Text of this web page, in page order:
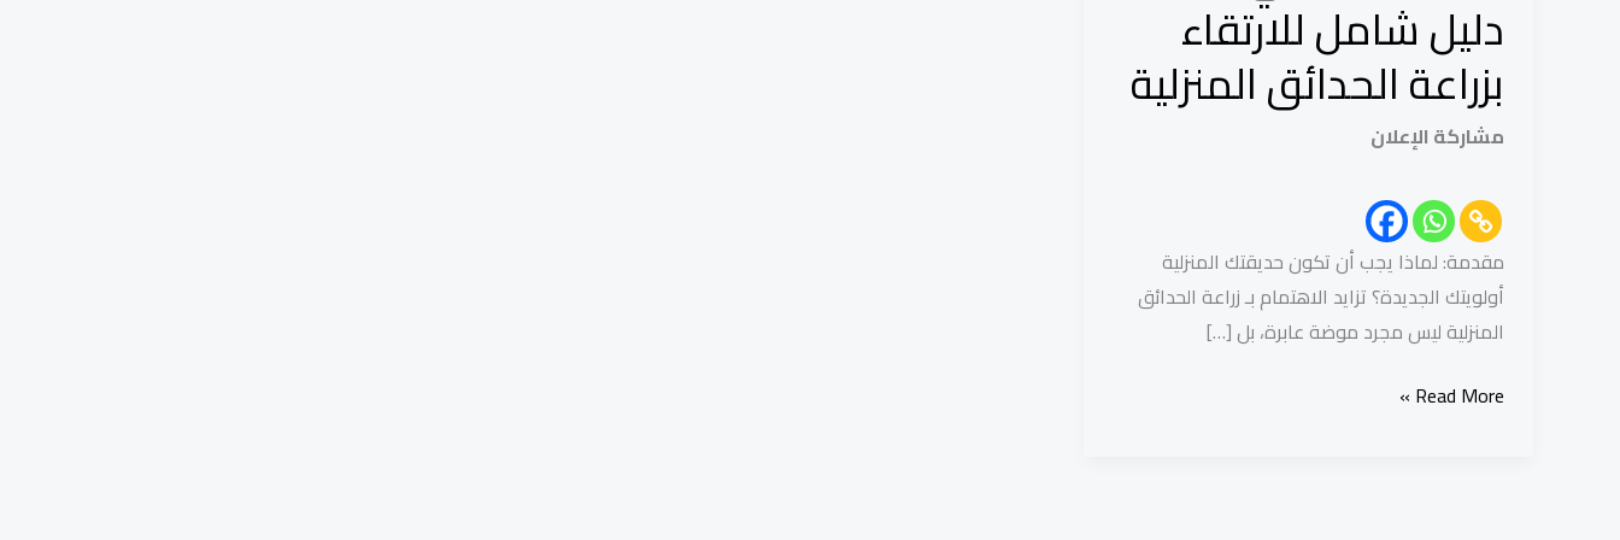
دليل شامل للارتقاء
بزراعة الحدائق المنزلية
مشاركة الإعلان
مقدمة: لماذا يجب أن تكون حديقتك المنزلية
أولويتك الجديدة؟ تزايد الاهتمام بـ زراعة الحدائق
المنزلية ليس مجرد موضة عابرة، بل […]
دليل
شامل
للارتقاء
بزراعة
المنزلية
Read More »